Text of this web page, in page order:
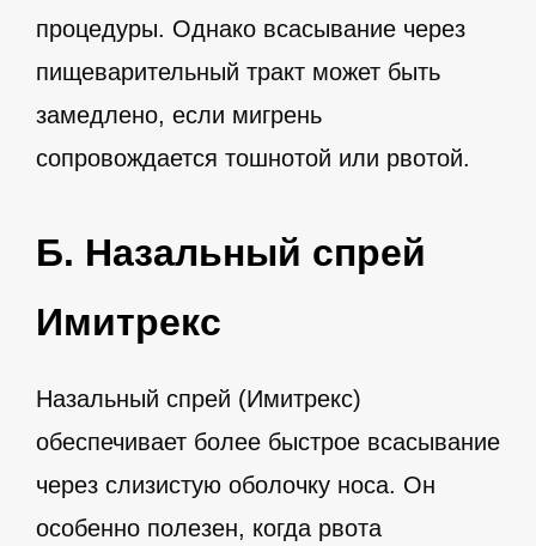
процедуры. Однако всасывание через
пищеварительный тракт может быть
замедлено, если мигрень
сопровождается тошнотой или рвотой.
Б. Назальный спрей
Имитрекс
Назальный спрей (Имитрекс)
обеспечивает более быстрое всасывание
через слизистую оболочку носа. Он
особенно полезен, когда рвота